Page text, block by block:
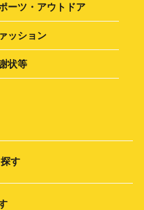
ーツ・アウトドア
ッション
状等
す